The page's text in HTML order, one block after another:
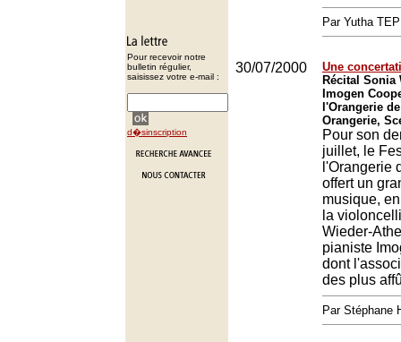
Pour recevoir notre
bulletin régulier,
saisissez votre e-mail :
d�sinscription
Par Yutha TEP
30/07/2000
Une
Récital Sonia
Imogen
l'Orangerie
Orangerie,
Pour son
juillet, le
l'Orangerie
offert un
musique,
la
Wieder-
pianiste
dont
des plus
Par Stéphane